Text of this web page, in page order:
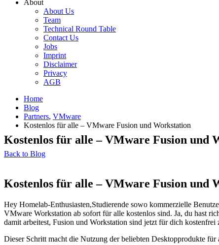
About
About Us
Team
Technical Round Table
Contact Us
Jobs
Imprint
Disclaimer
Privacy
AGB
Home
Blog
Partners, VMware
Kostenlos für alle – VMware Fusion und Workstation
Kostenlos für alle – VMware Fusion und
Back to Blog
Kostenlos für alle – VMware Fusion und
Hey Homelab-Enthusiasten,Studierende sowo kommerzielle
VMware Workstation ab sofort für alle kostenlos sind. Ja, du hast
damit arbeitest, Fusion und Workstation sind jetzt für dich kostenfrei
Dieser Schritt macht die Nutzung der beliebten Desktopprodukte